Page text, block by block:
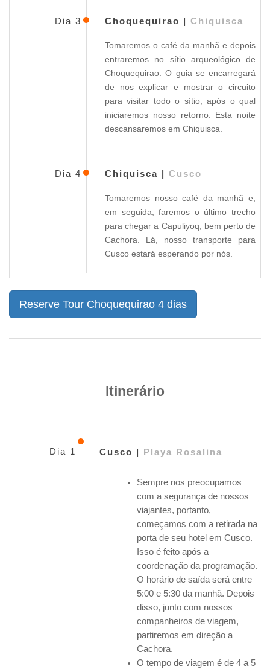
Dia 3 Choquequirao | Chiquisca
Tomaremos o café da manhã e depois
entraremos no sítio arqueológico de
Choquequirao. O guia se encarregará
de nos explicar e mostrar o circuito
para visitar todo o sítio, após o qual
iniciaremos nosso retorno. Esta noite
descansaremos em Chiquisca.
Dia 4 Chiquisca | Cusco
Tomaremos nosso café da manhã e,
em seguida, faremos o último trecho
para chegar a Capuliyoq, bem perto de
Cachora. Lá, nosso transporte para
Cusco estará esperando por nós.
Reserve Tour Choquequirao 4 dias
Itinerário
Dia 1 Cusco | Playa Rosalina
Sempre nos preocupamos
com a segurança de nossos
viajantes, portanto,
começamos com a retirada na
porta de seu hotel em Cusco.
Isso é feito após a
coordenação da programação.
O horário de saída será entre
5:00 e 5:30 da manhã. Depois
disso, junto com nossos
companheiros de viagem,
partiremos em direção a
Cachora.
O tempo de viagem é de 4 a 5